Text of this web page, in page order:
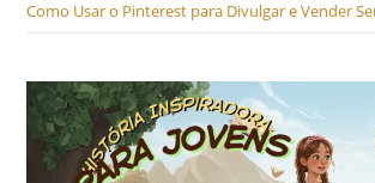
Como Usar o Pinterest para Divulgar e Vender